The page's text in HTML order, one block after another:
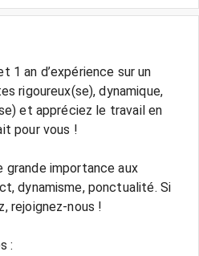
1 an d’expérience sur un
rigoureux(se), dynamique,
et appréciez le travail en
pour vous !
importance aux
dynamisme, ponctualité. Si
rejoignez-nous !
: